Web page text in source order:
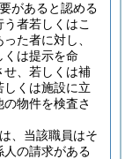
があると認める
者若しくはこ
た者に対し、
くは提示を命
せ、若しくは補
くは施設に立
物件を検査さ
、当該職員はそ
の請求がある